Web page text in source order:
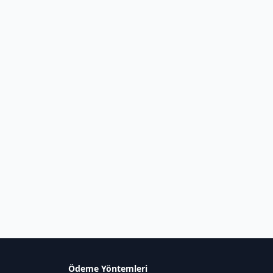
Ödeme Yöntemleri